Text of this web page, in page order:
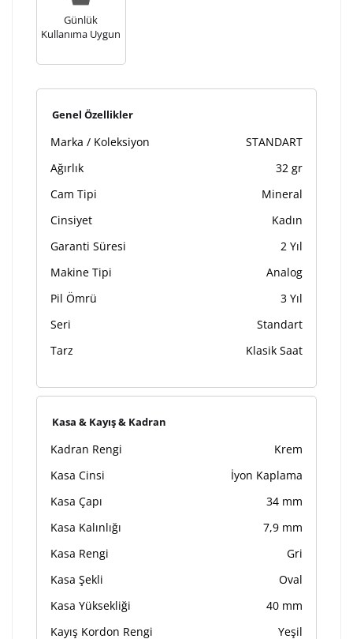
ürünlerde
Günlük
Kullanıma Uygun
Genel Özellikler
Marka / Koleksiyon
STANDART
Ağırlık
32 gr
Cam Tipi
Mineral
Cinsiyet
Kadın
Garanti Süresi
2 Yıl
Makine Tipi
Analog
Pil Ömrü
3 Yıl
Seri
Standart
Tarz
Klasik Saat
Kasa & Kayış & Kadran
Kadran Rengi
Krem
Kasa Cinsi
İyon Kaplama
Kasa Çapı
34 mm
Kasa Kalınlığı
7,9 mm
Kasa Rengi
Gri
Kasa Şekli
Oval
Kasa Yüksekliği
40 mm
Kayış Kordon Rengi
Yeşil